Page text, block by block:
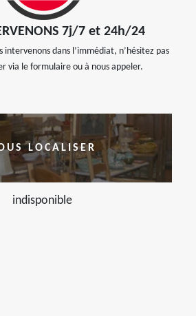
7j/7 et 24h/24
intervenons dans l’immédiat, n’hésitez pas
via le formulaire ou à nous appeler.
LOCALISER
indisponible